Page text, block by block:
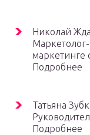
Николай
маркетинге
Подробнее
Татьяна
Подробнее